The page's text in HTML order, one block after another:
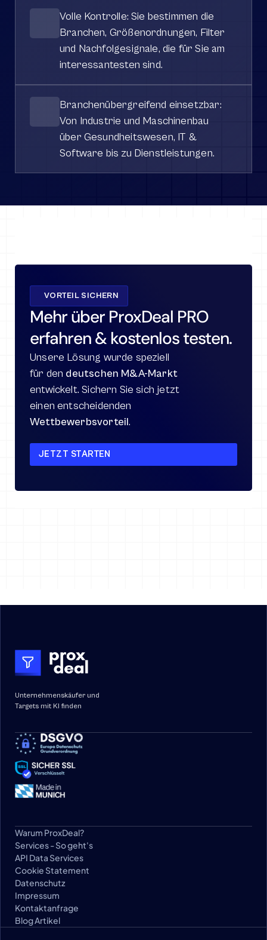
Volle Kontrolle: Sie bestimmen die
Branchen, Größenordnungen, Filter
und Nachfolgesignale, die für Sie am
interessantesten sind.
Branchenübergreifend einsetzbar:
Von Industrie und Maschinenbau
über Gesundheitswesen, IT &
Software bis zu Dienstleistungen.
VORTEIL SICHERN
Mehr über ProxDeal PRO
erfahren & kostenlos testen.
Unsere Lösung wurde speziell
für den deutschen M&A-Markt
entwickelt. Sichern Sie sich jetzt
Wettbewerbsvorteil.
JETZT STARTEN
Unternehmenskäufer und
Targets mit KI finden
Warum ProxDeal?
Services - So geht's
API Data Services
Blog Artikel
Kontaktanfrage
Cookie Statement
Datenschutz
Impressum